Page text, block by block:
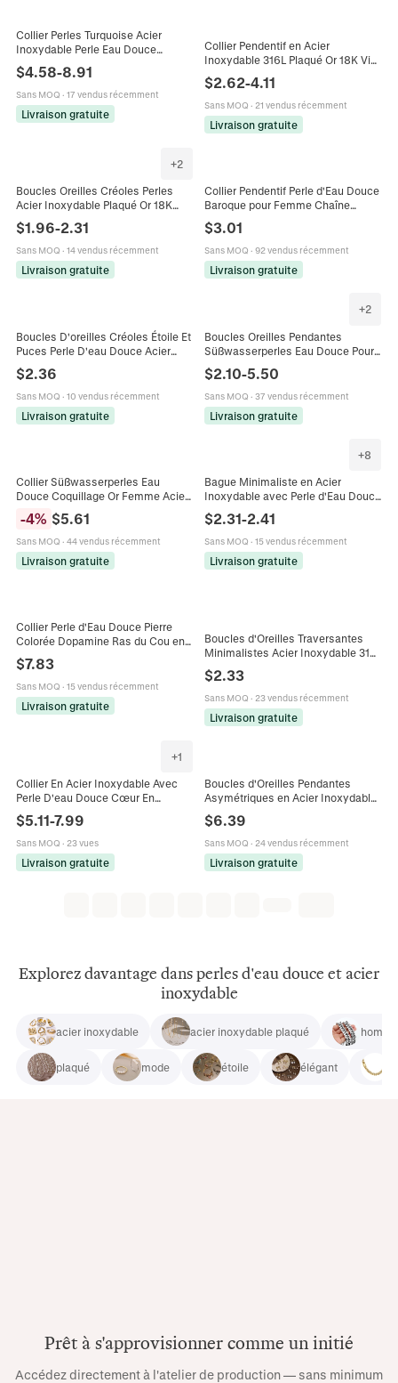
Collier Perles Turquoise Acier
Inoxydable Perle Eau Douce
Hypoallergénique Bijoux Femme
$4.58-8.91
Sans MOQ · 17 vendus récemment
Livraison gratuite
Collier Pendentif en Acier
Inoxydable 316L Plaqué Or 18K Vie
Marine Cœur Coquille Perle d'Eau
Douce Bijoux Femme
$2.62-4.11
Sans MOQ · 21 vendus récemment
Livraison gratuite
+2
Boucles Oreilles Créoles Perles
Acier Inoxydable Plaqué Or 18K
Pierre Naturelle Perle Eau Douce
Fait Main Mode Minimaliste
$1.96-2.31
Sans MOQ · 14 vendus récemment
Livraison gratuite
Collier Pendentif Perle d'Eau Douce
Baroque pour Femme Chaîne
Trombone en Acier Inoxydable
Plaqué Or 18K Fermoir à Bascule
$3.01
Sans MOQ · 92 vendus récemment
Livraison gratuite
Boucles D'oreilles Créoles Étoile Et
Puces Perle D'eau Douce Acier
Femmes
$2.36
Sans MOQ · 10 vendus récemment
Livraison gratuite
+2
Boucles Oreilles Pendantes
Süßwasserperles Eau Douce Pour
Or Forme Géométrique C Style
Vintage
$2.10-5.50
Sans MOQ · 37 vendus récemment
Livraison gratuite
Collier Süßwasserperles Eau
Douce Coquillage Or Femme Acier
Inoxydable Chaîne Ondulée Rétro
Français Bijoux Élégants
-4% $5.61
Sans MOQ · 44 vendus récemment
Livraison gratuite
+8
Bague Minimaliste en Acier
Inoxydable avec Perle d'Eau Douce
Argent Bague Perle Linéaire Bijoux
de Mode Cadeau
$2.31-2.41
Sans MOQ · 15 vendus récemment
Livraison gratuite
Collier Perle d'Eau Douce Pierre
Colorée Dopamine Ras du Cou en
Perles d'Acier Inoxydable Fait à la
Main Femme Bijoux
$7.83
Sans MOQ · 15 vendus récemment
Livraison gratuite
Boucles d'Oreilles Traversantes
Minimalistes Acier Inoxydable 316L
Naturelle Bijoux Femme
$2.33
Sans MOQ · 23 vendus récemment
Livraison gratuite
+1
Collier En Acier Inoxydable Avec
Perle D'eau Douce Cœur En
Céramique Soleil Lune Étoile
Breloques Bijoux Femme
$5.11-7.99
Sans MOQ · 23 vues
Livraison gratuite
Boucles d'Oreilles Pendantes
Asymétriques en Acier Inoxydable
Perle d'Eau Douce Strass Étoile
Doré Bijoux Femme
$6.39
Sans MOQ · 24 vendus récemment
Livraison gratuite
Explorez davantage dans perles d'eau douce et acier
inoxydable
acier inoxydable acier inoxydable plaqué
plaqué mode étoile élégant
Prêt à s'approvisionner comme un initié
Accédez directement à l'atelier de production — sans minimum